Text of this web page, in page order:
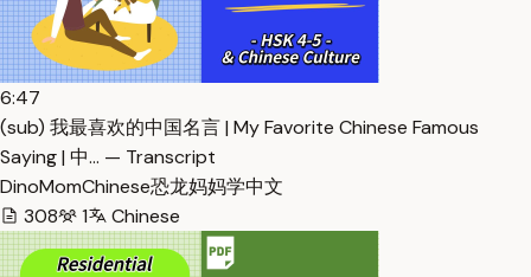
6:47
(sub) 我最喜欢的中国名言 | My Favorite Chinese Famous
Saying | 中… — Transcript
DinoMomChinese恐龙妈妈学中文
308
1 Chinese